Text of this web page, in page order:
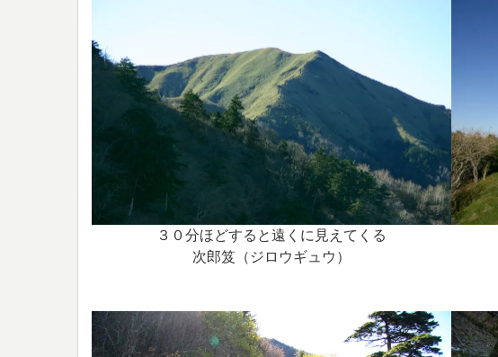
３０分ほどすると遠くに見えてくる
次郎笈（ジロウギュウ）